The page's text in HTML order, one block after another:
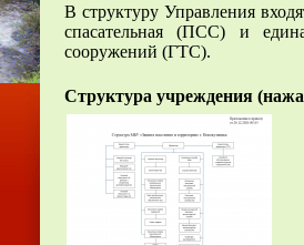
В структуру Управления
спасательная (ПСС) и
сооружений (ГТС).
Структура учреждения